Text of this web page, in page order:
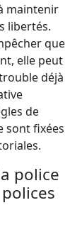
maintenir
libertés.
que
elle peut
déjà
de
sont fixées
police